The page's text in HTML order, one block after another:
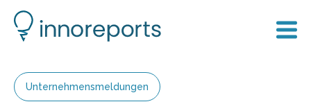
Unternehmensmeldungen